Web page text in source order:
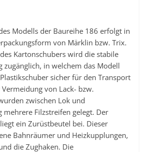
Modells der Baureihe 186 erfolgt in
von Märklin bzw. Trix.
Kartonschubers wird die stabile
zugänglich, in welchem das Modell
sicher für den Transport
von Lack- bzw.
zwischen Lok und
mehrere Filzstreifen gelegt. Der
ein Zurüstbeutel bei. Dieser
Bahnräumer und Heizkupplungen,
die Zughaken. Die